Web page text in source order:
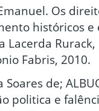
Os
históricos
Lacerda
Fabris, 2010.
Soares de;
politica e